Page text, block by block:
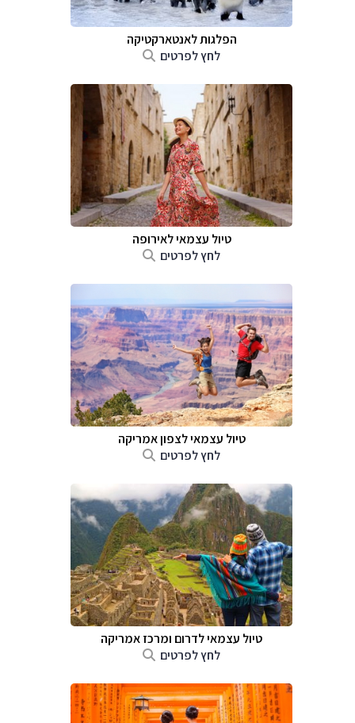
הפלגות לאנטארקטיקה
לחץ לפרטים
טיול עצמאי לאירופה
לחץ לפרטים
טיול עצמאי לצפון אמריקה
לחץ לפרטים
טיול עצמאי לדרום ומרכז אמריקה
לחץ לפרטים